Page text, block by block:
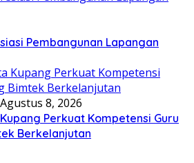
Pembangunan Lapangan
Agustus 8, 2026
Perkuat Kompetensi Guru
Berkelanjutan